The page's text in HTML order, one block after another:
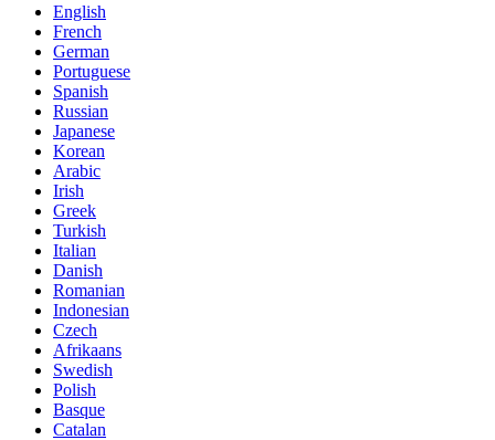
English
French
German
Portuguese
Spanish
Russian
Japanese
Korean
Arabic
Irish
Greek
Turkish
Italian
Danish
Romanian
Indonesian
Czech
Afrikaans
Swedish
Polish
Basque
Catalan